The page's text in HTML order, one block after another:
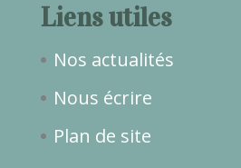
Liens utiles
Nos actualités
Nous écrire
Plan de site